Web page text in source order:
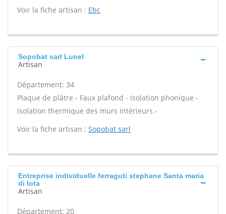
Voir la fiche artisan : Ebc
Sopobat sarl Lunel
Artisan
Département: 34
Plaque de plâtre - Faux plafond - Isolation phonique -
Isolation thermique des murs intérieurs -
Voir la fiche artisan : Sopobat sarl
Entreprise individuelle ferraguti stephane Santa maria
di lota
Artisan
Département: 20